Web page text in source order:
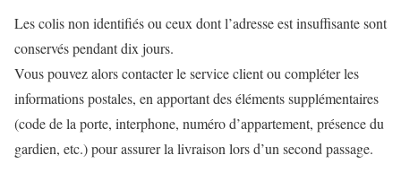
Les colis non identifiés ou ceux dont l’adresse est insuffisante sont
conservéspendant dix jours.
Vous pouvez alors contacter le service client ou compléter les
informations postales, en apportant des éléments supplémentaires
(code de la porte, interphone, numéro d’appartement, présence du
gardien, etc.) pour assurer la livraison lors d’un second passage.